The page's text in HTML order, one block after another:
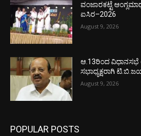
ವಂಜಾರಕಟ್ಟೆ
ಐಸಿರ–2026
August 9, 2026
ಆ.13ರಿಂದ
ಸಭಾಧ್ಯಕ್ಷರಾಗಿ
August 9, 2026
POPULAR POSTS